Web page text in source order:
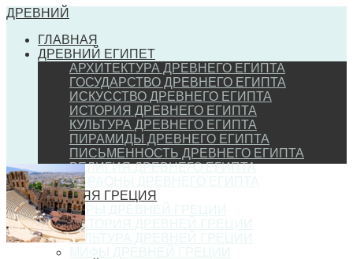
ДРЕВНИЙ
ГЛАВНАЯ
ДРЕВНИЙ ЕГИПЕТ
АРХИТЕКТУРА ДРЕВНЕГО ЕГИПТА
ГОСУДАРСТВО ДРЕВНЕГО ЕГИПТА
ИСКУССТВО ДРЕВНЕГО ЕГИПТА
ИСТОРИЯ ДРЕВНЕГО ЕГИПТА
КУЛЬТУРА ДРЕВНЕГО ЕГИПТА
ПИРАМИДЫ ДРЕВНЕГО ЕГИПТА
ПИСЬМЕННОСТЬ ДРЕВНЕГО ЕГИПТА
РЕЛИГИЯ ДРЕВНЕГО ЕГИПТА
ФАРАОНЫ ДРЕВНЕГО ЕГИПТА
ДРЕВНЯЯ ГРЕЦИЯ
ИГРЫ ДРЕВНЕЙ ГРЕЦИИ
ИСТОРИЯ ДРЕВНЕЙ ГРЕЦИИ
КУЛЬТУРА ДРЕВНЕЙ ГРЕЦИИ